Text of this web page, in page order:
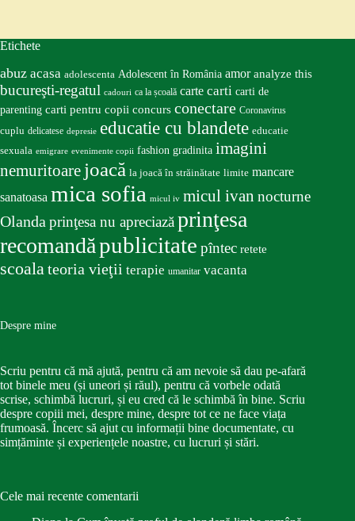
Etichete
abuz acasa adolescenta Adolescent în România amor analyze this
bucureşti-regatul cadouri ca la școală carte carti carti de
parenting carti pentru copii concurs conectare Coronavirus
cuplu delicatese depresie educatie cu blandete educatie
sexuala emigrare evenimente copii fashion gradinita imagini
nemuritoare joacă la joacă în străinătate limite mancare
sanatoasa mica sofia micul iv micul ivan nocturne
Olandaprinţesa nu apreciazăprinţesa
recomandăpublicitate pîntec retete
scoalateoria vieţii terapie umanitar vacanta
Despre mine
Scriu pentru că mă ajută, pentru că am nevoie să dau pe-afară
tot binele meu (și uneori și răul), pentru că vorbele odată
scrise, schimbă lucruri, și eu cred că le schimbă în bine. Scriu
despre copiii mei, despre mine, despre tot ce ne face viața
frumoasă. Încerc să ajut cu informații bine documentate, cu
simțăminte și experiențele noastre, cu lucruri și stări.
Cele mai recente comentarii